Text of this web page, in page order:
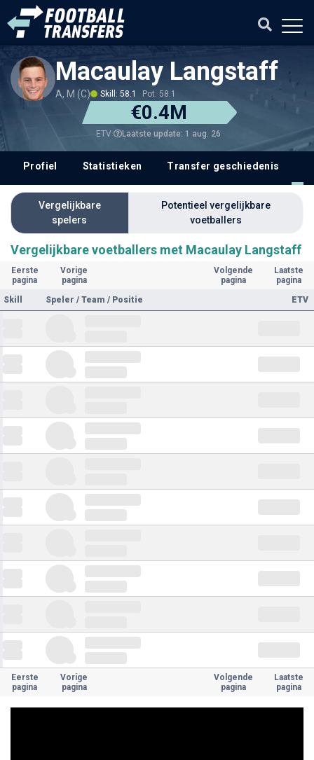
Macaulay Langstaff
A, M (C) Skill: 58.1 Pot: 58.1
€0.4M
ETV Laatste update: 1 aug. 26
Profiel Statistieken Transfer geschiedenis
Vergelijkbare
spelers
Potentieel vergelijkbare
voetballers
Vergelijkbare voetballers met Macaulay Langstaff
Eerste
pagina
Vorige
pagina
Volgende
pagina
Laatste
pagina
Skill
Speler / Team / Positie ETV
Eerste
pagina
Vorige
pagina
Volgende
pagina
Laatste
pagina